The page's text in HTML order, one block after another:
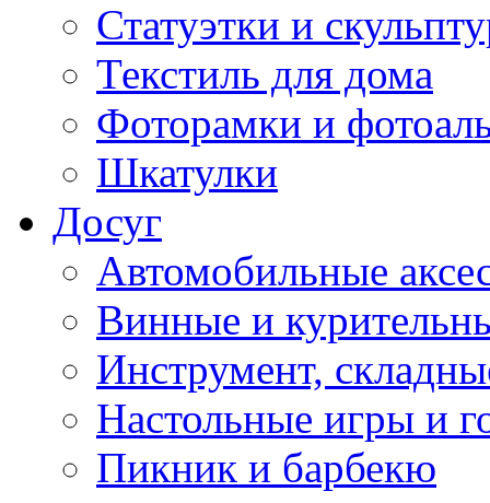
Статуэтки и
Текстиль для дома
Фоторамки и
Шкатулки
Досуг
Автомобильные
Винные и
Инструмент,
Настольные игры и
Пикник и барбекю